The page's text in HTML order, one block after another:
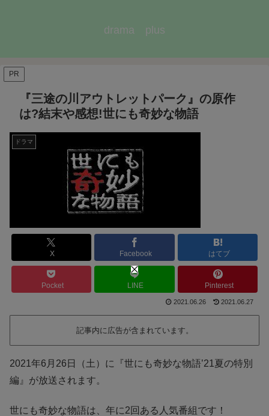
drama plus
PR
『三途の川アウトレットパーク』の原作
は?結末や感想!世にも奇妙な物語
ドラマ
X Facebook はてブ
Pocket LINE Pinterest
2021.06.26 2021.06.27
記事内に広告が含まれています。
2021年6月26日（土）に『世にも奇妙な物語’21夏の特別
編』が放送されます。
世にも奇妙な物語は、年に2回ある人気番組です！